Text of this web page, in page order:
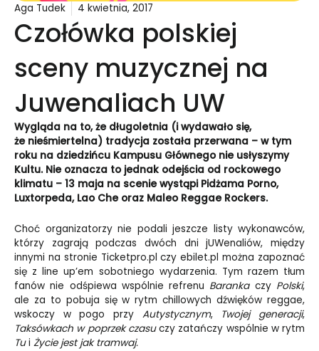
Aga Tudek 4 kwietnia, 2017
Czołówka polskiej
sceny muzycznej na
Juwenaliach UW
Wygląda na to, że długoletnia (i wydawało się,
żenieśmiertelna) tradycja została przerwana – w tym
roku na dziedzińcu Kampusu Głównego nie usłyszymy
Kultu. Nie oznacza to jednak odejścia od rockowego
klimatu – 13 maja na scenie wystąpi Pidżama Porno,
Luxtorpeda, Lao Che oraz Maleo Reggae Rockers.
Choć organizatorzy nie podali jeszcze listy wykonawców,
którzy zagrają podczas dwóch dni jUWenaliów, między
innymi na stronie Ticketpro.pl czy ebilet.pl można zapoznać
się z line up’em sobotniego wydarzenia. Tym razem tłum
fanów nie odśpiewa wspólnie refrenu Barankaczy Polski,
ale za to pobuja się w rytm chillowych dźwięków reggae,
wskoczy w pogo przy Autystycznym, Twojej generacji,
Taksówkach w poprzek czasuczy zatańczy wspólnie w rytm
Tui Życie jest jak tramwaj.